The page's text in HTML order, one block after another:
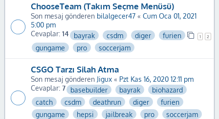
ChooseTeam (Takım Seçme Menüsü)
Son mesaj gönderen bilalgecer47 « Cum Oca 01, 2021
5:00 pm
Cevaplar: 14 1 2
bayrak csdm diger
furien
gungame
pro soccerjam
CSGO Tarzı Silah Atma
Son mesaj gönderen Jigux « Pzt Kas 16, 2020 12:11 pm
Cevaplar: 7 basebuilder bayrak
biohazard
catch
csdm deathrun diger
furien
gungame
hepsi jailbreak pro
soccerjam